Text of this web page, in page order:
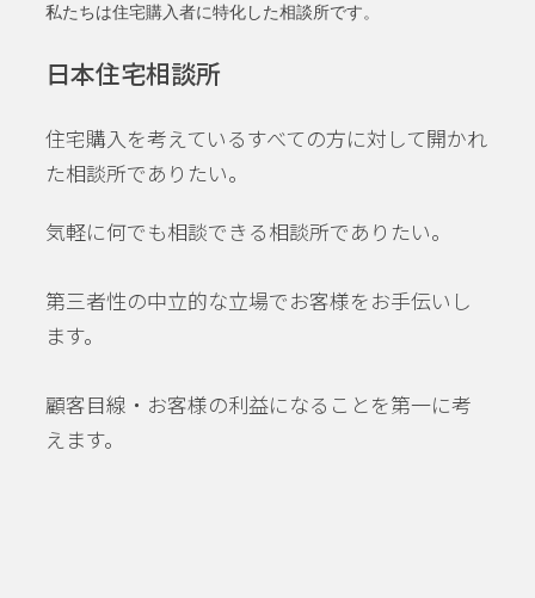
私たちは住宅購入者に特化した相談所です。
日本住宅相談所
住宅購入を考えているすべての方に対して開かれ
た相談所でありたい。
気軽に何でも相談できる相談所でありたい。
第三者性の中立的な立場でお客様をお手伝いし
ます。
顧客目線・お客様の利益になることを第一に考
えます。